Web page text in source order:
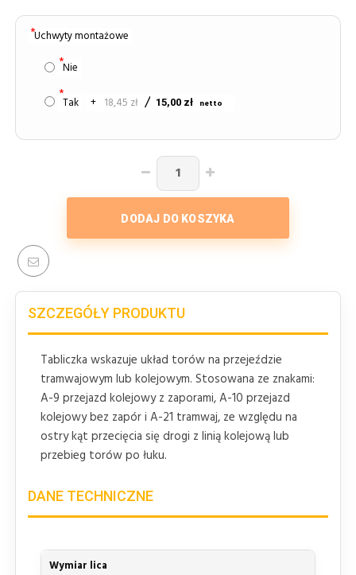
Uchwyty montażowe
Nie
Tak + 18,45 zł 15,00 zł
DODAJ DO KOSZYKA
SZCZEGÓŁY PRODUKTU
Tabliczka wskazuje układ torów na przejeździe
tramwajowym lub kolejowym. Stosowana ze znakami:
A-9 przejazd kolejowy z zaporami, A-10 przejazd
kolejowy bez zapór i A-21 tramwaj, ze względu na
ostry kąt przecięcia się drogi z linią kolejową lub
przebieg torów po łuku.
DANE TECHNICZNE
Wymiar lica